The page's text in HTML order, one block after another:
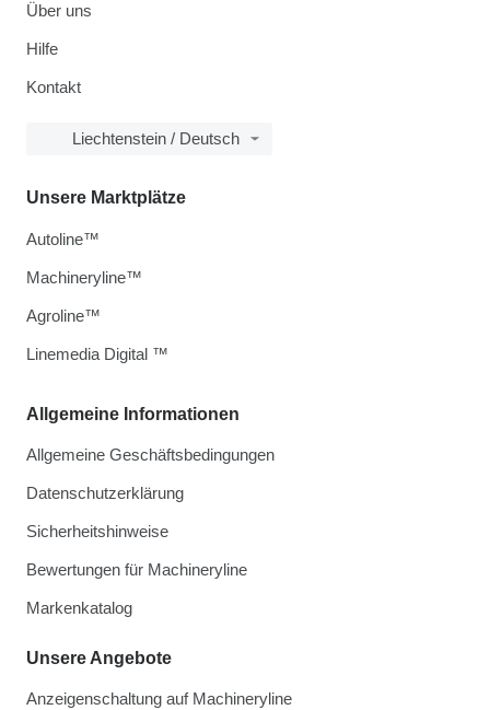
Über uns
Hilfe
Kontakt
Liechtenstein / Deutsch
Allgemeine Informationen
Allgemeine Geschäftsbedingungen
Datenschutzerklärung
Sicherheitshinweise
Bewertungen für Machineryline
Markenkatalog
Unsere Angebote
Anzeigenschaltung auf Machineryline
Unsere Marktplätze
Autoline™
Machineryline™
Agroline™
Linemedia Digital ™